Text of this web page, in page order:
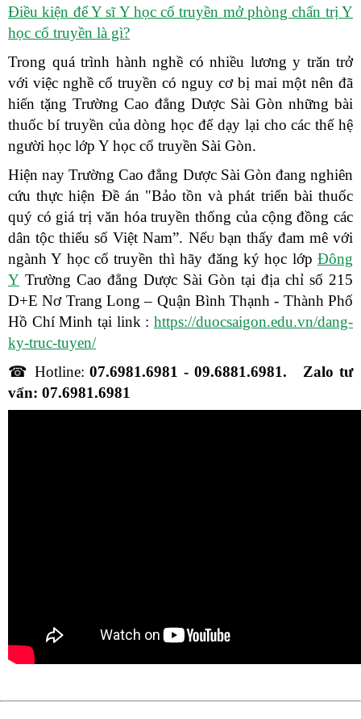
Điều kiện để Y sĩ Y học cổ truyền mở phòng chẩn trị Y
học cổ truyền là gì?
Trong quá trình hành nghề có nhiều lương y trăn trở
với việc nghề cổ truyền có nguy cơ bị mai một nên đã
hiến tặng Trường Cao đẳng Dược Sài Gòn những bài
thuốc bí truyền của dòng học để dạy lại cho các thế hệ
người học lớp Y học cổ truyền Sài Gòn.
Hiện nay Trường Cao đẳng Dược Sài Gòn đang nghiên
cứu thực hiện Đề án "Bảo tồn và phát triển bài thuốc
quý có giá trị văn hóa truyền thống của cộng đồng các
dân tộc thiểu số Việt Nam”. Nếᴜ bạn thấy đam mê với
ngành Y học cổ truyền thì hãy đăng ký học lớp Đông
Y Trường Cao đẳng Dược Sài Gòn tại địa chỉ số 215
D+E Nơ Trang Long – Quận Bình Thạnh - Thành Phố
Hồ Chí Minh tại link : https://duocsaigon.edu.vn/dang-
ky-truc-tuyen/
☎ Hotline:07.6981.6981 - 09.6881.6981. Zalo tư
vấn: 07.6981.6981